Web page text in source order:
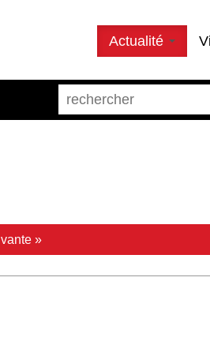
Actualité
»